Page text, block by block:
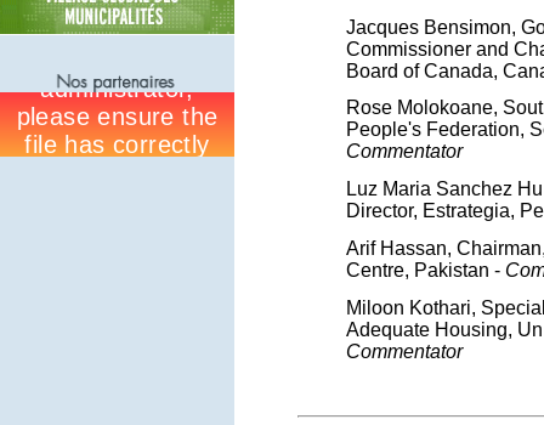
Jacques Bensimon,
Commissioner and
Board of Canada,
Rose Molokoane,
People's Federation,
Commentator
Luz Maria Sanchez
Director, Estrategia,
Arif Hassan,
Centre, Pakistan -
Miloon Kothari,
Adequate Housing,
Commentator